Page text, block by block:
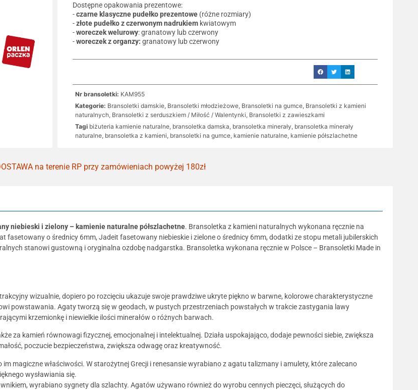
Dostępne opakowania prezentowe:
-czarne klasyczne pudełko prezentowe (różne rozmiary)
-złote pudełko z czerwonym nadrukiem kwiatowym
-woreczek welurowy: granatowy lub czerwony
-woreczek z organzy: granatowy lub czerwony
Nr bransoletki: KAM955
Kategorie: Bransoletki damskie Bransoletki młodzieżowe Bransoletki na gumce Bransoletki z kamieni
naturalnych Bransoletki z serduszkiem / Miłość / Walentynki Bransoletki z zawieszkami
Tagi biżuteria kamienie naturalne bransoletka damska bransoletka minerały bransoletka minerały
naturalne bransoletka z kamieni bransoletki na gumce kamienie naturalne kamienie półszlachetne
na terenie RP przy zamówieniach powyżej 180zł
niebieski i zielony – kamienie naturalne półszlachetne. Bransoletka z kamieni naturalnych wykonana ręcznie na
fasetowany o średnicy 6mm, Jadeit fasetowany niebieskie i zielone o średnicy 6mm, dodatki ze stopu metali jubilerskich
stanowi gustowną i oryginalna ozdobę nadgarstka. Bransoletka wykonana ręcznie w Polsce – Bransoletki Made in
wizualnie, dopiero po rozcięciu ukazuje swoje prawdziwe ukryte piękno w barwne, kolorowe charakterystyczne
powstawania. Agaty tworzą się w geodach, w pustych przestrzeniach powstałych w trakcie zastygania lawy
krzemionkę i niewielkie ilości minerałów o różnych barwach.
za kamień równowagi fizycznej, emocjonalnej i intelektualnej. Działa uspokajająco, dodaje pewności siebie, zwiększa
poczucie bezpieczeństwa, zwiększa odwagę oraz kreatywność.
magiczne właściwości. W starożytnej Grecji i renesansie wyrabiano z agatu talizmany i amulety, które zalecano
wysławiania się.
wyrabiano sygnety dla szlachty. Agatów używano również do wyrobu cennych pieczęci, służących do